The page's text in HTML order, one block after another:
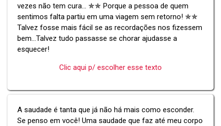
vezes não tem cura... ✯✯ Porque a pessoa de quem
sentimos falta partiu em uma viagem sem retorno! ✯✯
Talvez fosse mais fácil se as recordações nos fizessem
bem...Talvez tudo passasse se chorar ajudasse a
esquecer!
Clic aqui p/ escolher esse texto
A saudade é tanta que já não há mais como esconder.
Se penso em você! Uma saudade que faz até meu corpo